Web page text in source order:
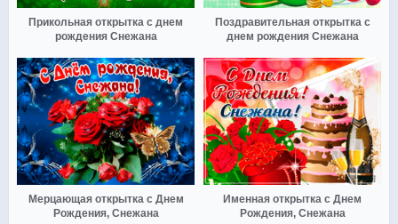
Прикольная открытка с днем
рождения Снежана
Поздравительная открытка с
днем рождения Снежана
Мерцающая открытка с Днем
Рождения, Снежана
Именная открытка с Днем
Рождения, Снежана